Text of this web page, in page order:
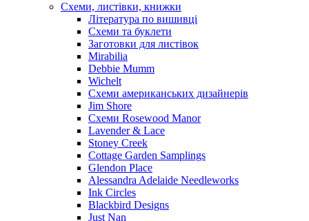
Схеми, листівки, книжки
Література по вишивці
Схеми та буклети
Заготовки для листівок
Mirabilia
Debbie Mumm
Wichelt
Схеми американських дизайнерів
Jim Shore
Cхеми Rosewood Manor
Lavender & Lace
Stoney Creek
Cottage Garden Samplings
Glendon Place
Alessandra Adelaide Needleworks
Ink Circles
Blackbird Designs
Just Nan